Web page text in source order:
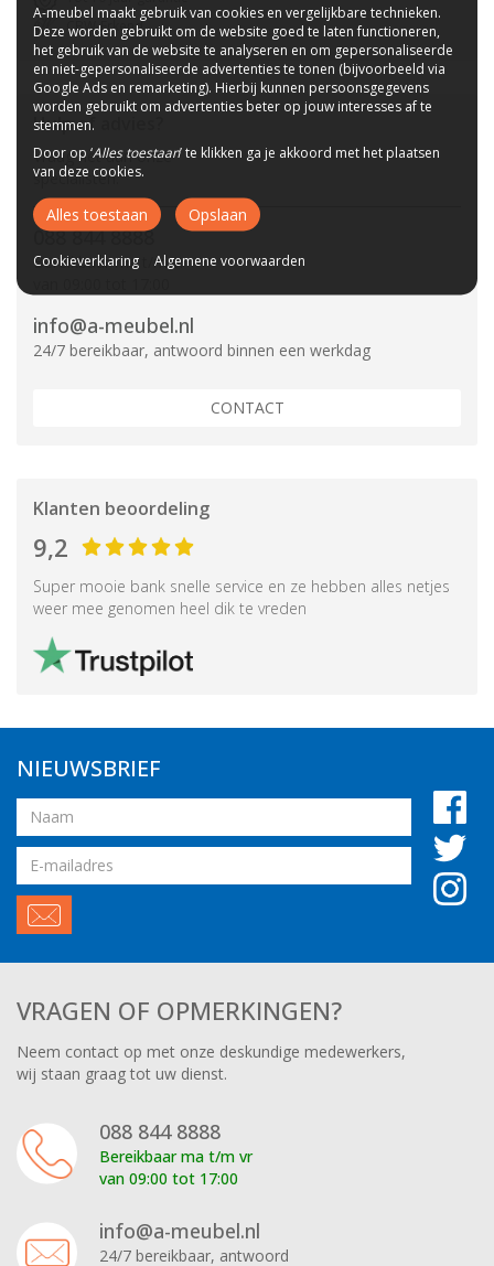
CBW-Erkend
Hulp of advies?
Vraag het aan onze
specialisten.
088 844 8888
Bereikbaar ma t/m vr
info@a-meubel.nl
24/7 bereikbaar, antwoord binnen een werkdag
CONTACT
Klanten beoordeling
9,2
Super mooie bank snelle service en ze hebben alles netjes
weer mee genomen heel dik te vreden
NIEUWSBRIEF
Naam
Email
VRAGEN OF OPMERKINGEN?
Neem contact op met onze deskundige medewerkers,
wij staan graag tot uw dienst.
088 844 8888
Bereikbaar ma t/m vr
van 09:00 tot 17:00
info@a-meubel.nl
24/7 bereikbaar, antwoord
A-meubel maakt gebruik van cookies en vergelijkbare technieken.
Deze worden gebruikt om de website goed te laten functioneren,
het gebruik van de website te analyseren en om gepersonaliseerde
en niet-gepersonaliseerde advertenties te tonen (bijvoorbeeld via
Google Ads en remarketing). Hierbij kunnen persoonsgegevens
worden gebruikt om advertenties beter op jouw interesses af te
stemmen.
Door op ‘Alles toestaan’ te klikken ga je akkoord met het plaatsen
van deze cookies.
Alles toestaan Opslaan
Cookieverklaring Algemene voorwaarden